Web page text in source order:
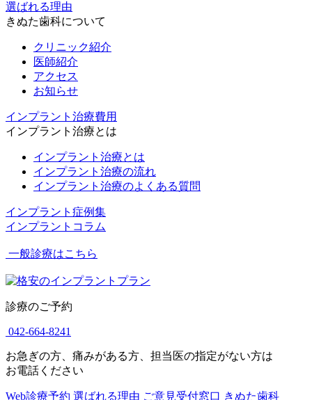
選ばれる理由
きぬた歯科について
クリニック紹介
医師紹介
アクセス
お知らせ
インプラント治療費用
インプラント治療とは
インプラント治療とは
インプラント治療の流れ
インプラント治療のよくある質問
インプラント症例集
インプラントコラム
一般診療はこちら
診療のご予約
042-664-8241
お急ぎの方、痛みがある方、担当医の指定がない方は
お電話ください
Web診療予約 選ばれる理由 ご意見受付窓口 きぬた歯科